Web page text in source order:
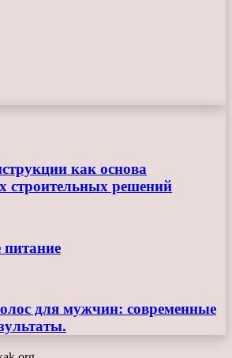
как основа
строительных решений
для мужчин: современные